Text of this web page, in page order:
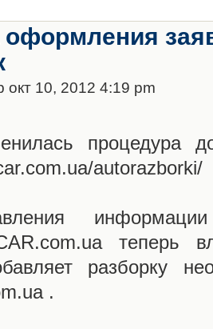
окт 10, 2012 4:19 pm
процедура
autorazborki/
теперь
разборку
.